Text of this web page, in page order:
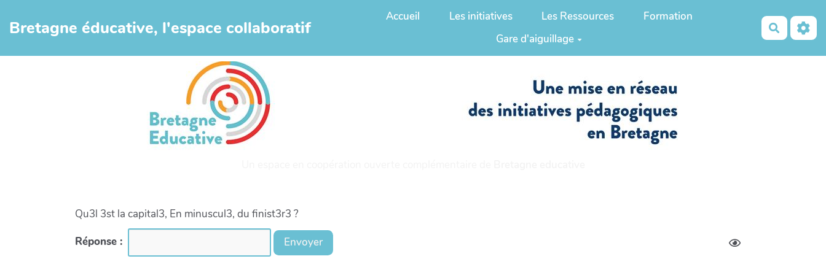
Bretagne éducative, l'espace collaboratif
Accueil Les initiatives Les Ressources
Formation
Gare d'aiguillage
Qu3l 3st la capital3, En minuscul3, du finist3r3 ?
Réponse :
Envoyer